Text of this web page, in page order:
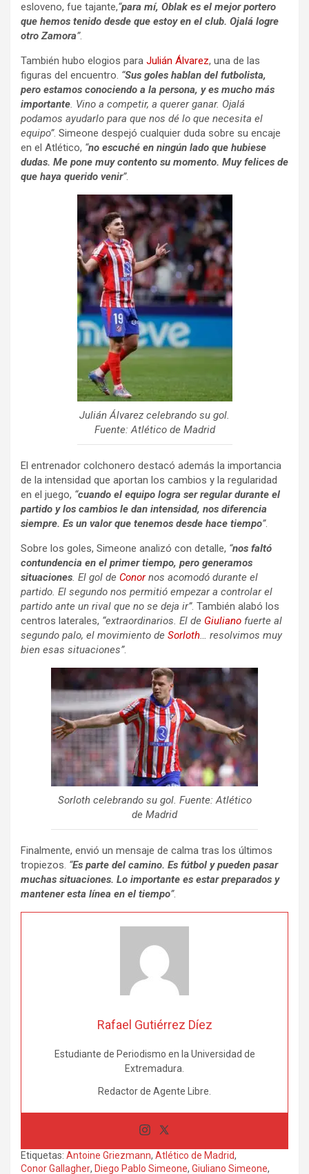
esloveno, fue tajante,“para mí, Oblak es el mejor portero
que hemos tenido desde que estoy en el club. Ojalá logre
otro Zamora”.
También hubo elogios para Julián Álvarez, una de las
figuras del encuentro. “Sus goles hablan del futbolista,
pero estamos conociendo a la persona, y es mucho más
importante. Vino a competir, a querer ganar. Ojalá
podamos ayudarlo para que nos dé lo que necesita el
equipo”. Simeone despejó cualquier duda sobre su encaje
en el Atlético, “no escuché en ningún lado que hubiese
dudas. Me pone muy contento su momento. Muy felices de
que haya querido venir”.
Julián Álvarez celebrando su gol.
Fuente: Atlético de Madrid
El entrenador colchonero destacó además la importancia
de la intensidad que aportan los cambios y la regularidad
en el juego, “cuando el equipo logra ser regular durante el
partido y los cambios le dan intensidad, nos diferencia
siempre. Es un valor que tenemos desde hace tiempo”.
Sobre los goles, Simeone analizó con detalle, “nos faltó
contundencia en el primer tiempo, pero generamos
situaciones. El gol de Conornos acomodó durante el
partido. El segundo nos permitió empezar a controlar el
partido ante un rival que no se deja ir”. También alabó los
centros laterales, “extraordinarios. El de Giuliano fuerte al
segundo palo, el movimiento de Sorloth… resolvimos muy
bien esas situaciones”.
Sorloth celebrando su gol. Fuente: Atlético
de Madrid
Finalmente, envió un mensaje de calma tras los últimos
tropiezos. “Es parte del camino. Es fútbol y pueden pasar
muchas situaciones. Lo importante es estar preparados y
mantener esta línea en el tiempo”.
Rafael Gutiérrez Díez
Estudiante de Periodismo en la Universidad de
Extremadura.
Redactor de Agente Libre.
Etiquetas: Antoine Griezmann, Atlético de Madrid,
Conor Gallagher, Diego Pablo Simeone, Giuliano Simeone,